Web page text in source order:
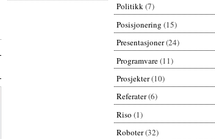
Politikk(7)
Posisjonering (15)
Presentasjoner(24)
Programvare(11)
Prosjekter(10)
Referater(6)
Riso (1)
Roboter(32)